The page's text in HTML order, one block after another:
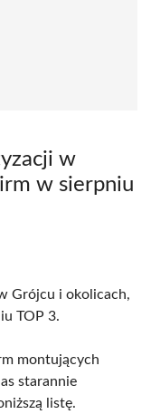
w
w sierpniu
Grójcu i okolicach,
TOP 3.
montujących
starannie
listę.